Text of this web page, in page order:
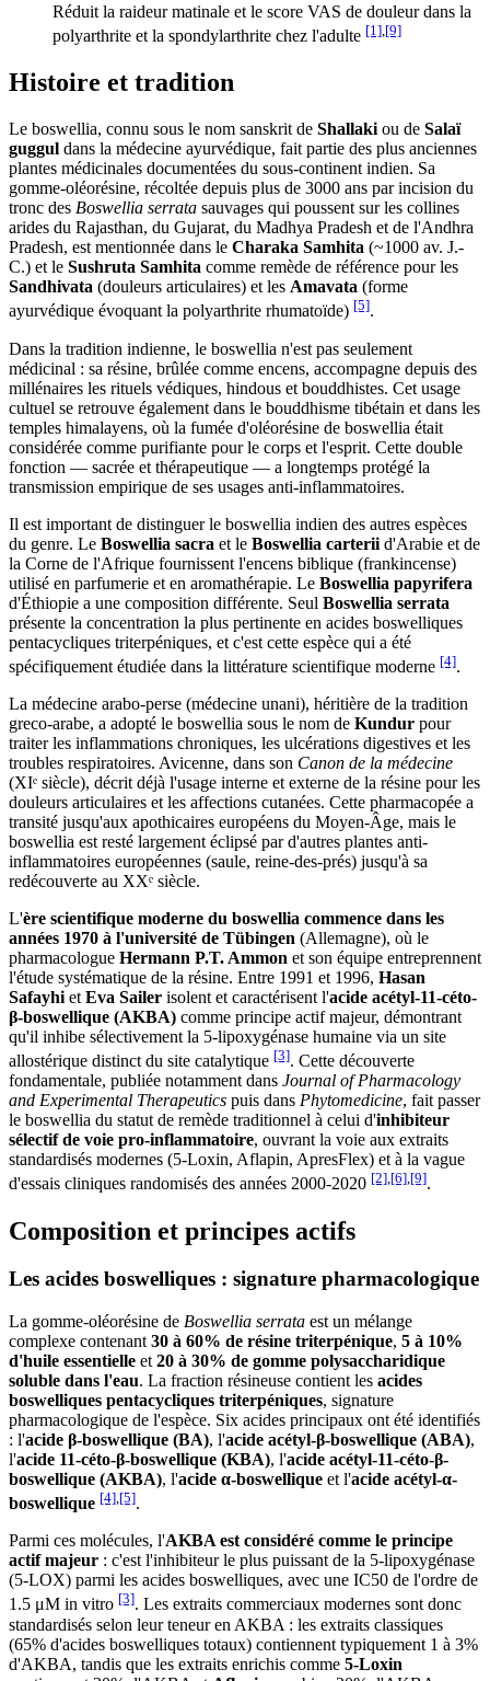
Réduit la raideur matinale et le score VAS de douleur dans la
polyarthrite et la spondylarthrite chez l'adulte [1],[9]
Histoire et tradition
Le boswellia, connu sous le nom sanskrit de Shallaki ou de Salaï
guggul dans la médecine ayurvédique, fait partie des plus anciennes
plantes médicinales documentées du sous-continent indien. Sa
gomme-oléorésine, récoltée depuis plus de 3000 ans par incision du
tronc des Boswellia serrata sauvages qui poussent sur les collines
arides du Rajasthan, du Gujarat, du Madhya Pradesh et de l'Andhra
Pradesh, est mentionnée dans le Charaka Samhita (~1000 av. J.-
C.) et le Sushruta Samhita comme remède de référence pour les
Sandhivata (douleurs articulaires) et les Amavata (forme
ayurvédique évoquant la polyarthrite rhumatoïde) [5].
Dans la tradition indienne, le boswellia n'est pas seulement
médicinal : sa résine, brûlée comme encens, accompagne depuis des
millénaires les rituels védiques, hindous et bouddhistes. Cet usage
cultuel se retrouve également dans le bouddhisme tibétain et dans les
temples himalayens, où la fumée d'oléorésine de boswellia était
considérée comme purifiante pour le corps et l'esprit. Cette double
fonction — sacrée et thérapeutique — a longtemps protégé la
transmission empirique de ses usages anti-inflammatoires.
Il est important de distinguer le boswellia indien des autres espèces
du genre. Le Boswellia sacra et le Boswellia carterii d'Arabie et de
la Corne de l'Afrique fournissent l'encens biblique (frankincense)
utilisé en parfumerie et en aromathérapie. Le Boswellia papyrifera
d'Éthiopie a une composition différente. Seul Boswellia serrata
présente la concentration la plus pertinente en acides boswelliques
pentacycliques triterpéniques, et c'est cette espèce qui a été
spécifiquement étudiée dans la littérature scientifique moderne [4].
La médecine arabo-perse (médecine unani), héritière de la tradition
greco-arabe, a adopté le boswellia sous le nom de Kundur pour
traiter les inflammations chroniques, les ulcérations digestives et les
troubles respiratoires. Avicenne, dans son Canon de la médecine
(XIᵉ siècle), décrit déjà l'usage interne et externe de la résine pour les
douleurs articulaires et les affections cutanées. Cette pharmacopée a
transité jusqu'aux apothicaires européens du Moyen-Âge, mais le
boswellia est resté largement éclipsé par d'autres plantes anti-
inflammatoires européennes (saule, reine-des-prés) jusqu'à sa
redécouverte au XXᵉ siècle.
L'ère scientifique moderne du boswellia commence dans les
années 1970 à l'université de Tübingen (Allemagne), où le
pharmacologue Hermann P.T. Ammon et son équipe entreprennent
l'étude systématique de la résine. Entre 1991 et 1996, Hasan
Safayhi et Eva Sailer isolent et caractérisent l'acide acétyl-11-céto-
β-boswellique (AKBA) comme principe actif majeur, démontrant
qu'il inhibe sélectivement la 5-lipoxygénase humaine via un site
allostérique distinct du site catalytique [3]. Cette découverte
fondamentale, publiée notamment dans Journal of Pharmacology
and Experimental Therapeutics puis dans Phytomedicine, fait passer
le boswellia du statut de remède traditionnel à celui d'inhibiteur
sélectif de voie pro-inflammatoire, ouvrant la voie aux extraits
standardisés modernes (5-Loxin, Aflapin, ApresFlex) et à la vague
d'essais cliniques randomisés des années 2000-2020 [2],[6],[9].
Composition et principes actifs
Les acides boswelliques : signature pharmacologique
La gomme-oléorésine de Boswellia serrata est un mélange
complexe contenant 30 à 60% de résine triterpénique, 5 à 10%
d'huile essentielle et 20 à 30% de gomme polysaccharidique
soluble dans l'eau. La fraction résineuse contient les acides
boswelliques pentacycliques triterpéniques, signature
pharmacologique de l'espèce. Six acides principaux ont été identifiés
: l'acide β-boswellique (BA), l'acide acétyl-β-boswellique (ABA),
l'acide 11-céto-β-boswellique (KBA), l'acide acétyl-11-céto-β-
boswellique (AKBA), l'acide α-boswellique et l'acide acétyl-α-
boswellique [4],[5].
Parmi ces molécules, l'AKBA est considéré comme le principe
actif majeur : c'est l'inhibiteur le plus puissant de la 5-lipoxygénase
(5-LOX) parmi les acides boswelliques, avec une IC50 de l'ordre de
1.5 μM in vitro [3]. Les extraits commerciaux modernes sont donc
standardisés selon leur teneur en AKBA : les extraits classiques
(65% d'acides boswelliques totaux) contiennent typiquement 1 à 3%
d'AKBA, tandis que les extraits enrichis comme 5-Loxin